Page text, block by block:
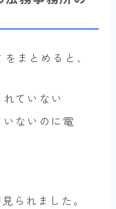
まとめると、
ていない
ないのに電
られました。